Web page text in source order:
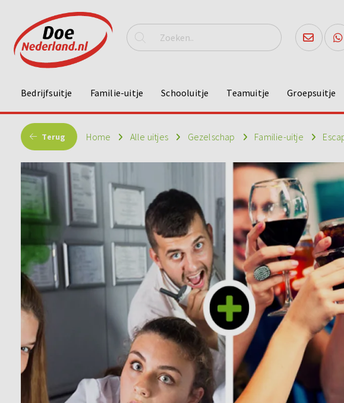
Bedrijfsuitje Familie-uitje Schooluitje Teamuitje Groepsuitje
Terug Home Alle uitjes Gezelschap Familie-uitje